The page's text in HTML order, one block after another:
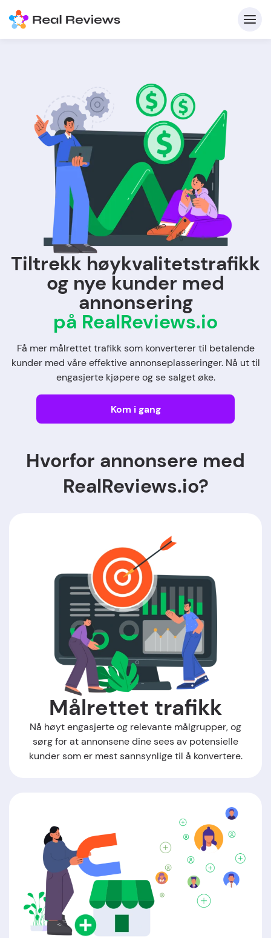
Tiltrekk høykvalitetstrafikk
og nye kunder med
annonsering
på RealReviews.io
Få mer målrettet trafikk som konverterer til betalende
kunder med våre effektive annonseplasseringer. Nå ut til
engasjerte kjøpere og se salget øke.
Kom i gang
Hvorfor annonsere med
RealReviews.io?
Målrettet trafikk
Nå høyt engasjerte og relevante målgrupper, og
sørg for at annonsene dine sees av potensielle
kunder som er mest sannsynlige til å konvertere.